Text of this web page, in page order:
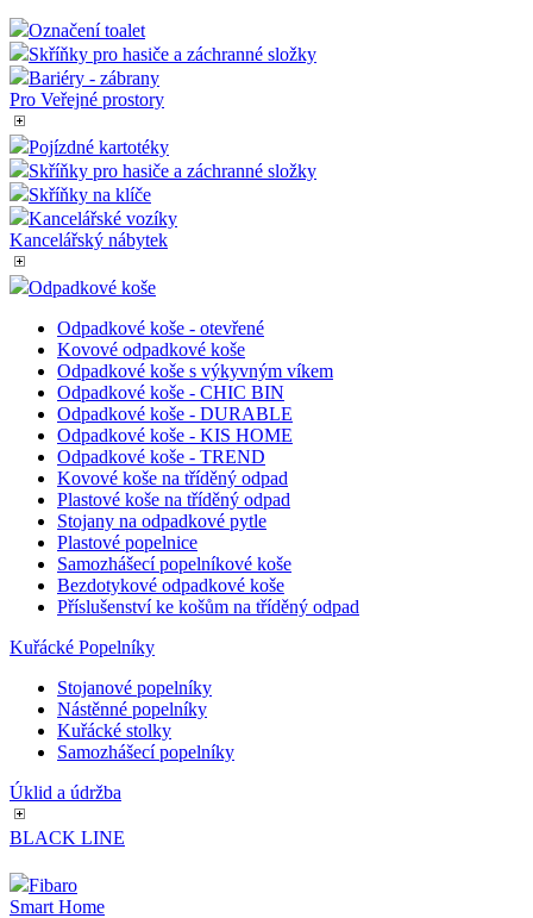
Označení toalet
Skříňky pro hasiče a záchranné složky
Bariéry - zábrany
Pro Veřejné prostory
Pojízdné kartotéky
Skříňky pro hasiče a záchranné složky
Skříňky na klíče
Kancelářské vozíky
Kancelářský nábytek
Odpadkové koše
Odpadkové koše - otevřené
Kovové odpadkové koše
Odpadkové koše s výkyvným víkem
Odpadkové koše - CHIC BIN
Odpadkové koše - DURABLE
Odpadkové koše - KIS HOME
Odpadkové koše - TREND
Kovové koše na tříděný odpad
Plastové koše na tříděný odpad
Stojany na odpadkové pytle
Plastové popelnice
Samozhášecí popelníkové koše
Bezdotykové odpadkové koše
Příslušenství ke košům na tříděný odpad
Kuřácké Popelníky
Stojanové popelníky
Nástěnné popelníky
Kuřácké stolky
Samozhášecí popelníky
Úklid a údržba
BLACK LINE
Fibaro
Smart Home